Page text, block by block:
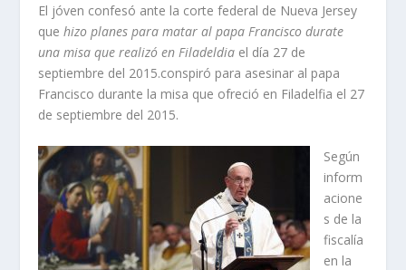
El jóven confesó ante la corte federal de Nueva Jersey
quehizo planes para matar al papa Francisco durate
una misa que realizó en Filadeldia el día 27 de
septiembre del 2015.conspiró para asesinar al papa
Francisco durante la misa que ofreció en Filadelfia el 27
de septiembre del 2015.
Según
inform
acione
s de la
fiscalía
en la